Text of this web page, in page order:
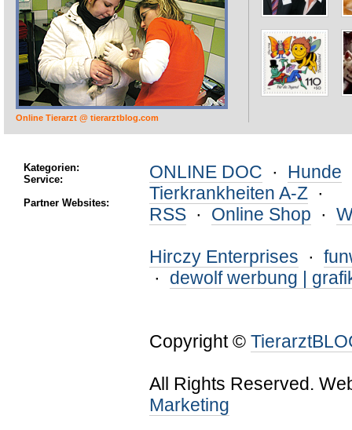
Online Tierarzt @ tierarztblog.com
Kategorien:
Service:
Partner Websites:
ONLINE DOC · Hunde
Tierkrankheiten A-Z ·
RSS · Online Shop ·
Hirczy Enterprises ·
· dewolf werbung |
Copyright ©
All Rights Reserved.
Marketing